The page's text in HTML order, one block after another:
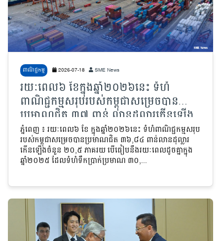
ពាណិជ្ជកម្ម 2026-07-18 SME News
រយៈពេល៦ ខែក្នុងឆ្នាំ២០២៦នេះ ទំហំ
ពាណិជ្ជកម្មសរុបរបស់កម្ពុជាសម្រេចបាន
ប្រមាណជិត ៣៧ ពាន់ លានដុល្លារកើនឡើង
២០,៥ ភាគរយ បើធៀបនឹងរយៈពេលដូចគ្នា
ក្នុងឆ្នាំមុន
ភ្នំពេញ ៖ រយៈពេល៦ ខែ ក្នុងឆ្នាំ២០២៦នេះ ទំហំពាណិជ្ជកម្មសរុប
របស់កម្ពុជាសម្រេចបានប្រមាណជិត ៣៦,៨៤ ពាន់លានដុល្លារ
កើនឡើងចំនួន ២០,៥ ភាគរយ បើធៀបនឹងរយៈពេលដូចគ្នាក្នុង
ឆ្នាំ២០២៥ ដែលទំហំទឹកប្រាក់ប្រមាណ ៣០,...